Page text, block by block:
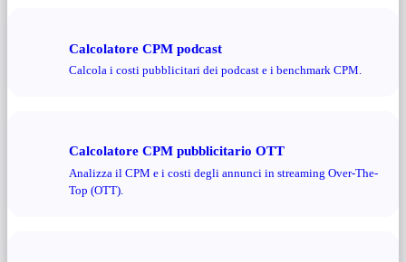
Calcolatore CPM podcast
Calcola i costi pubblicitari dei podcast e i benchmark CPM.
Calcolatore CPM pubblicitario OTT
Analizza il CPM e i costi degli annunci in streaming Over-The-
Top (OTT).